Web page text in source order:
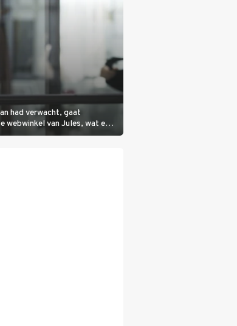
had verwacht, gaat
webwinkel van Jules, wat een